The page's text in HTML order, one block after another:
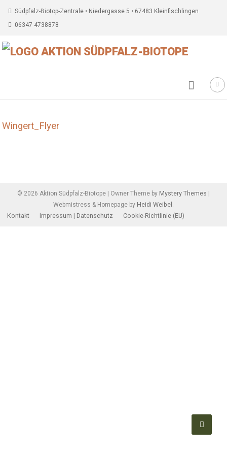
Südpfalz-Biotop-Zentrale • Niedergasse 5 • 67483 Kleinfischlingen
06347 4738878
Wingert_Flyer
© 2026 Aktion Südpfalz-Biotope Owner Theme by Mystery Themes
Webmistress & Homepage by Heidi Weibel .
Kontakt Impressum | Datenschutz Cookie-Richtlinie (EU)